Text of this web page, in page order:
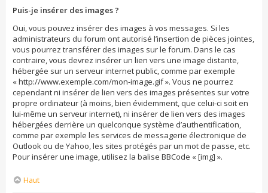
Puis-je insérer des images ?
Oui, vous pouvez insérer des images à vos messages. Si les
administrateurs du forum ont autorisé l’insertion de pièces jointes,
vous pourrez transférer des images sur le forum. Dans le cas
contraire, vous devrez insérer un lien vers une image distante,
hébergée sur un serveur internet public, comme par exemple
« http://www.exemple.com/mon-image.gif ». Vous ne pourrez
cependant ni insérer de lien vers des images présentes sur votre
propre ordinateur (à moins, bien évidemment, que celui-ci soit en
lui-même un serveur internet), ni insérer de lien vers des images
hébergées derrière un quelconque système d’authentification,
comme par exemple les services de messagerie électronique de
Outlook ou de Yahoo, les sites protégés par un mot de passe, etc.
Pour insérer une image, utilisez la balise BBCode « [img] ».
Haut